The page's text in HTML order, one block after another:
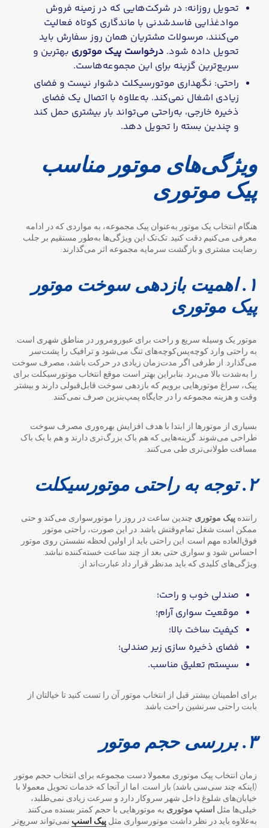
تحویل روزانه: در شرکت‌هایی که در زمینه فروش
موادغذایی فاسدشدنی با ماندگاری کوتاه فعالیت
می‌کنند، مرسولات مشتریان همان روز سفارش باید
تحویل داده شود. درخواست پیک موتوری بهترین و
سریع‌ترین گزینه برای این مجموعه‌هاست.
راحتی: نگهداری موتورسیکلت دشوار نیست و فضای
زیادی اشغال نمی‌کند. به‌علاوه با اتصال یک فضای
ذخیره خارجی، به‌راحتی می‌تواند بار بیشتری حمل کند
و چندین بسته را تحویل دهد.
ویژگی‌های موتور مناسب
پیک موتوری
هنگام انتخاب یک موتور به‌عنوان پیک مجموعه، به مواردی که در ادامه
معرفی می‌کنیم دقت کنید. تک‌تک این ویژگی‌ها به‌طور مستقیم بر جلب
رضایت مشتری و بازگشت سرمایه مجموعه اثر می‌گذارند:
۱. اهمیت بازدهی سوخت موتور
پیک موتوری
موتور یک وسیله سریع و راحت برای عبورومرور در مناطق شهری است.
به راحتی وارد کوچه‌پس‌کوچه‌های تنگ می‌شود و ترافیک را پشت‌سر
می‌گذارد. از طرفی اگر مدت‌زمان زیادی در حرکت باشد، مصرف سوخت
را به‌شدت بالا می‌برد. بنابراین بهتر است موقع انتخاب موتورسیکلت برای
پیک، سراغ موتورهایی برویم که بازدهی سوخت قابل‌قبولی دارند و بیشتر
وقت و هزینه مجموعه را در جایگاه پمپ‌بنزین صرف نمی‌کنند.
بسیاری از موتورها از ابتدا با هدف افزایش بهره‌وری مصرف سوخت
طراحی می‌شوند. گزینه‌هایی که هم باک بزرگ‌تری دارند و هم با یک باک
مسافت طولانی‌تری طی می‌کنند.
۲. توجه به راحتی موتورسیکلت
راننده پیک موتوری چندین ساعت در روز را موتورسواری می‌کند و حتی
ممکن است شغل تمام‌وقتش باشد. در این صورت، راحتی موتور
فوق‌العاده مهم است. این راحتی باید از اولین لحظه نشستن روی موتور
احساس شود و سواری حتی بعد از چند ساعت خسته‌کننده نباشد.
ویژگی‌های کلیدی که باید مدنظر قرار داد عبارت‌اند از:
صندلی خوب و راحت؛
موقعیت سواری آرام؛
کیفیت ساخت بالا؛
فضای ذخیره سازی زیر صندلی؛
سیستم تعلیق مناسب.
برای اطمینان بیشتر قبل از انتخاب موتور آن را تست کنید تا خیالتان از
بابت راحتی سرنشین راحت باشد.
۳. بررسی حجم موتور
زمان انتخاب پیک موتوری معمولا دست مجموعه برای انتخاب حجم موتور
(اینکه چند سی‌سی باشد) باز است. اما از آنجا که خدمات تحویل معمولا با
خیابان‌های شلوغ داخل شهر سروکار دارد و سرعت زیادی نمی‌طلبد،
خیلی‌ها مثل اسنپ موتوری به موتورهایی با حجم کمتر بسنده می‌کنند.
به‌علاوه باید در نظر داشت موتورسواری مثل پیک اسنپ نمی‌تواند سریع‌تر